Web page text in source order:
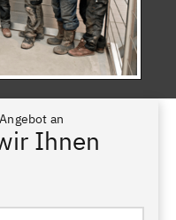
an
Ihnen